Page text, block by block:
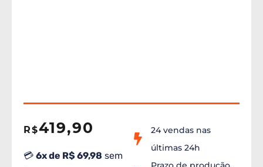
R$419,90
💳 6x de R$ 69,98 sem
24 vendas nas
últimas 24h